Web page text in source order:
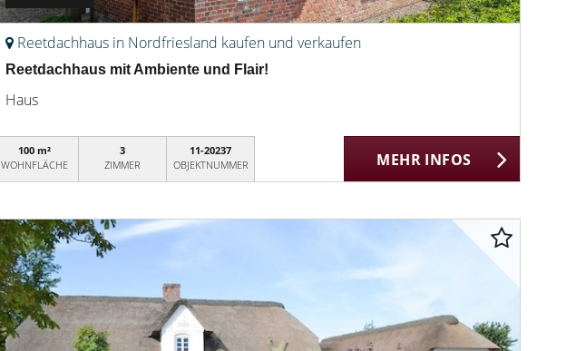
Reetdachhaus in Nordfriesland kaufen und verkaufen
Reetdachhaus mit Ambiente und Flair!
Haus
100 m²
WOHNFLÄCHE
3
ZIMMER
11-20237
OBJEKTNUMMER
MEHR INFOS